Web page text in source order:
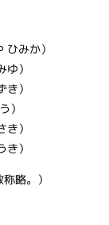
みか）
）
）
）
）
）
略。）